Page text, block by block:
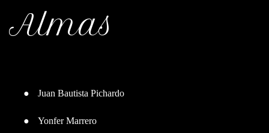
Almas
● Juan Bautista Pichardo
● Yonfer Marrero